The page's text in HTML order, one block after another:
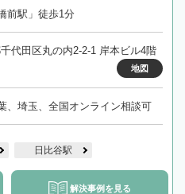
前駅」徒歩1分
代田区丸の内2-2-1 岸本ビル4階
地図
、埼玉、全国オンライン相談可
日比谷駅
解決事例を見る